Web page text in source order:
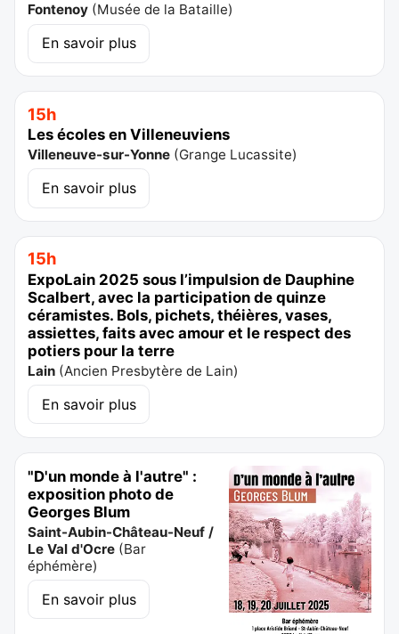
Fontenoy (Musée de la Bataille)
En savoir plus
15h
Les écoles en Villeneuviens
Villeneuve-sur-Yonne (Grange Lucassite)
En savoir plus
15h
ExpoLain 2025 sous l’impulsion de Dauphine
Scalbert, avec la participation de quinze
céramistes. Bols, pichets, théières, vases,
assiettes, faits avec amour et le respect des
potiers pour la terre
Lain (Ancien Presbytère de Lain)
En savoir plus
"D'un monde à l'autre" :
exposition photo de
Georges Blum
Saint-Aubin-Château-Neuf /
Le Val d'Ocre (Bar
éphémère)
En savoir plus